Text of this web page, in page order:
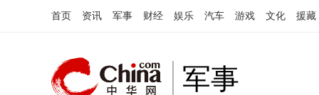
首页 资讯 军事 财经 娱乐 汽车 游戏 文化 援藏
军事